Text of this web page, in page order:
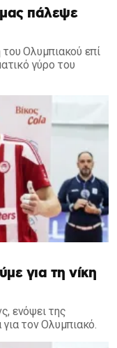
πάλεψε
Ολυμπιακού επί
γύρο του
για τη νίκη
ενόψει της
τον Ολυμπιακό.